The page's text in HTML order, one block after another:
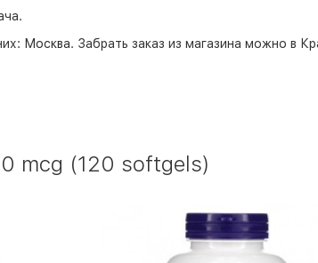
Москва. Забрать заказ из магазина можно в
mcg (120 softgels)